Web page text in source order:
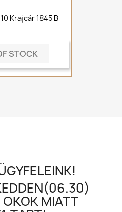
Krajcár 1845 B
STOCK
MIATT